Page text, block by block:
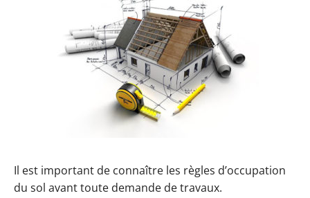
Il est important de connaître les règles d’occupation
du sol avant toute demande de travaux.